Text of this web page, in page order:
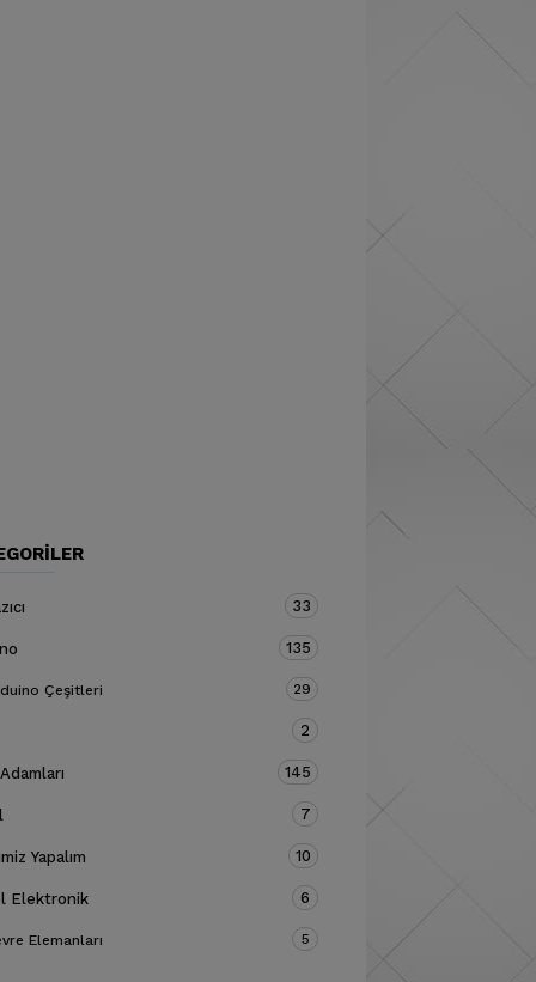
33
135
Çeşitleri 29
2
145
7
Yapalım 10
Elektronik 6
Elemanları 5